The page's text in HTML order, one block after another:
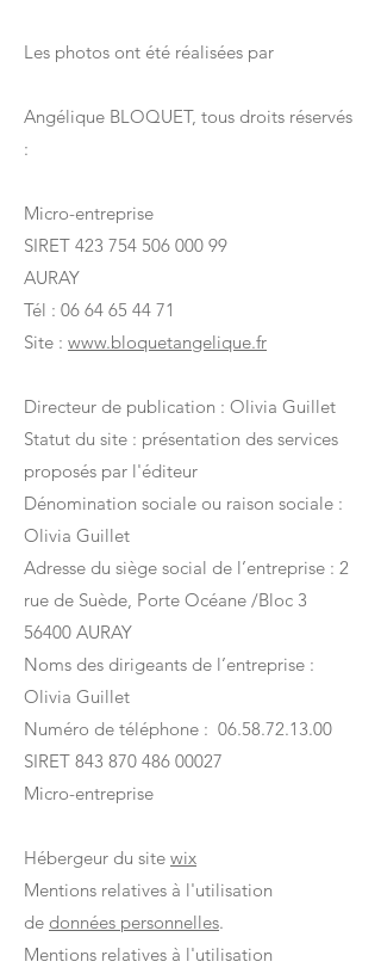
Les photos ont été réalisées par
​Angélique BLOQUET, tous droits réservés
:
Micro-entreprise
SIRET 423 754 506 000 99
AURAY
Tél : 06 64 65 44 71
Site : www.bloquetangelique.fr
Directeur de publication : Olivia Guillet
Statut du site : présentation des services
proposés par l'éditeur ​
Dénomination sociale ou raison sociale :
Olivia Guillet
Adresse du siège social de l’entreprise : 2
rue de Suède, Porte Océane /Bloc 3
56400 AURAY
Noms des dirigeants de l’entreprise :
Olivia Guillet
Numéro de téléphone : 06.58.72.13.00
SIRET 843 870 486 00027
Micro-entreprise
Hébergeur du site wix
Mentions relatives à l'utilisation
de données personnelles.
Mentions relatives à l'utilisation